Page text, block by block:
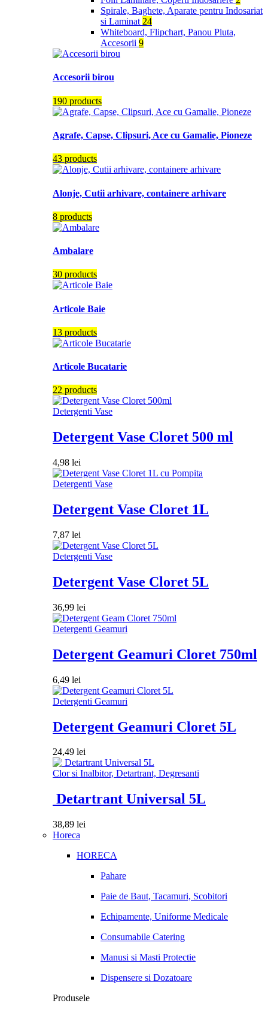
Spirale, Baghete, Aparate pentru Indosariat
si Laminat 24
Whiteboard, Flipchart, Panou Pluta,
Accesorii 9
Accesorii birou
190 products
Agrafe, Capse, Clipsuri, Ace cu Gamalie, Pioneze
43 products
Alonje, Cutii arhivare, containere arhivare
8 products
Ambalare
30 products
Articole Baie
13 products
Articole Bucatarie
22 products
Detergenti Vase
Detergent Vase Cloret 500 ml
4,98 lei
Detergenti Vase
Detergent Vase Cloret 1L
7,87 lei
Detergenti Vase
Detergent Vase Cloret 5L
36,99 lei
Detergenti Geamuri
Detergent Geamuri Cloret 750ml
6,49 lei
Detergenti Geamuri
Detergent Geamuri Cloret 5L
24,49 lei
Clor si Inalbitor, Detartrant, Degresanti
Detartrant Universal 5L
38,89 lei
Horeca
HORECA
Pahare
Paie de Baut, Tacamuri, Scobitori
Echipamente, Uniforme Medicale
Consumabile Catering
Manusi si Masti Protectie
Dispensere si Dozatoare
Produsele